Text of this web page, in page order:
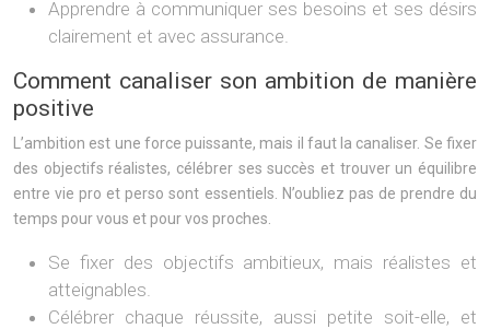
Apprendre à communiquer ses besoins et ses désirs
clairement et avec assurance.
Comment canaliser son ambition de manière
positive
L’ambition est une force puissante, mais il faut la canaliser. Se fixer
des objectifs réalistes, célébrer ses succès et trouver un équilibre
entre vie pro et perso sont essentiels. N’oubliez pas de prendre du
temps pour vous et pour vos proches.
Se fixer des objectifs ambitieux, mais réalistes et
atteignables.
Célébrer chaque réussite, aussi petite soit-elle, et